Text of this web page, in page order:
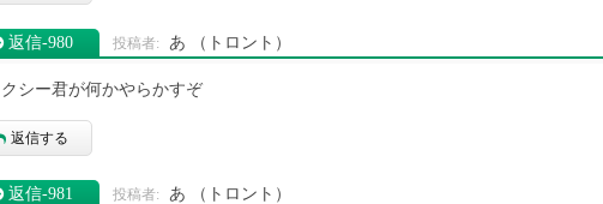
返信‐980 あ （トロント）
シー君が何かやらかすぞ
返信する
返信‐981 あ （トロント）